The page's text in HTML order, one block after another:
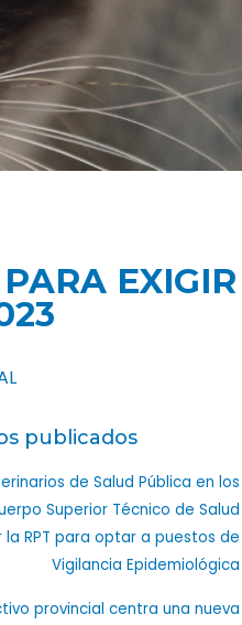
EXIGIR
publicados
de Salud Pública en los
Superior Técnico de Salud
RPT para optar a puestos de
Vigilancia Epidemiológica
provincial centra una nueva